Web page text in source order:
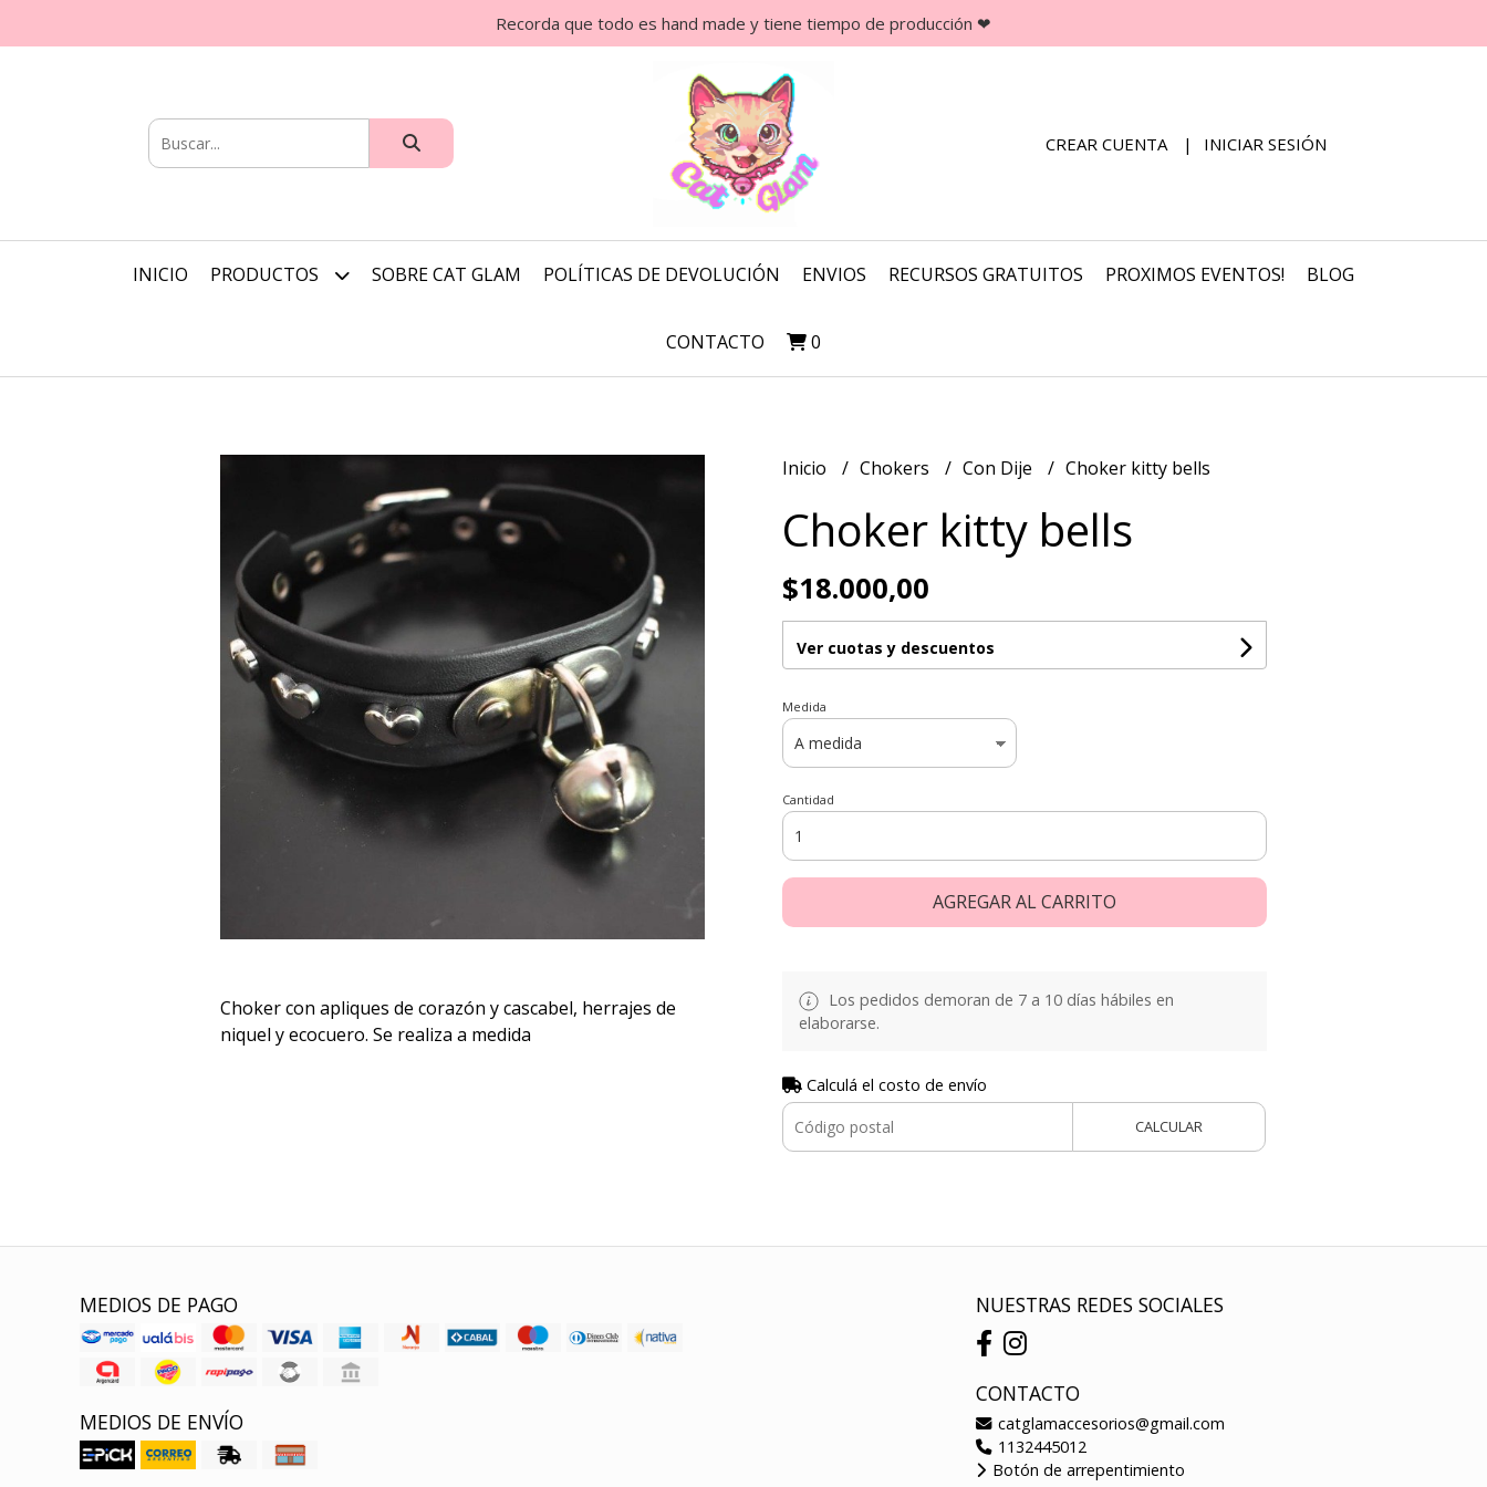
Recorda que todo es hand made y tiene tiempo de producción ❤
CREAR CUENTA INICIAR SESIÓN
INICIO PRODUCTOS SOBRE CAT GLAM POLÍTICAS DE DEVOLUCIÓN ENVIOS RECURSOS GRATUITOS PROXIMOS EVENTOS! BLOG
CONTACTO 0
Choker con apliques de corazón y cascabel, herrajes de
niquel y ecocuero. Se realiza a medida
Inicio Chokers Con Dije Choker kitty bells
Choker kitty bells
$18.000,00
Ver cuotas y descuentos
Medida
Cantidad
AGREGAR AL CARRITO
Los pedidos demoran de 7 a 10 días hábiles en
elaborarse.
Calculá el costo de envío
CALCULAR
MEDIOS DE PAGO
MEDIOS DE ENVÍO
NUESTRAS REDES SOCIALES
CONTACTO
catglamaccesorios@gmail.com
1132445012
Botón de arrepentimiento